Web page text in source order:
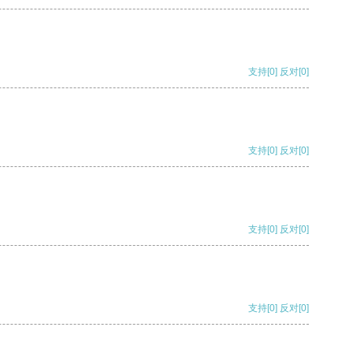
支持[0] 反对[0]
支持[0] 反对[0]
支持[0] 反对[0]
支持[0] 反对[0]